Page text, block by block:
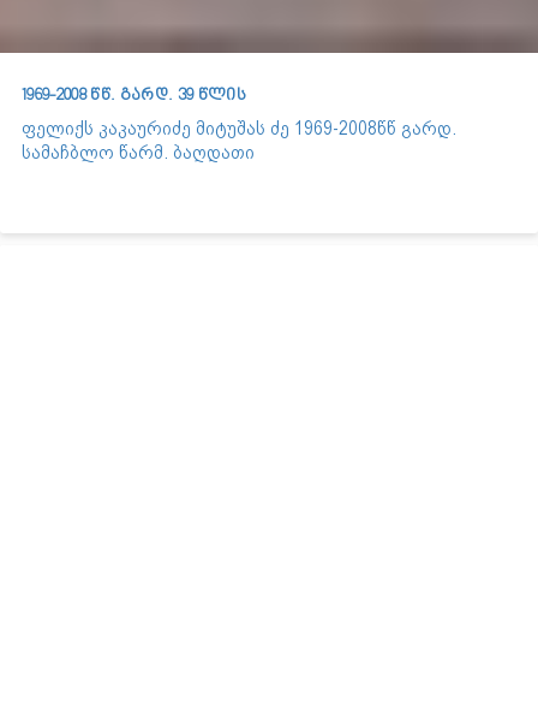
1969-2008 წწ. გარდ. 39 წლის
ფელიქს კაკაურიძე მიტუშას ძე 1969-2008წწ გარდ.
სამაჩბლო წარმ. ბაღდათი